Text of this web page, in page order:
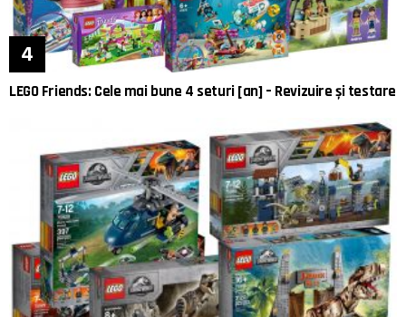
LEGO Friends: Cele mai bune 4 seturi [an] – Revizuire și testare